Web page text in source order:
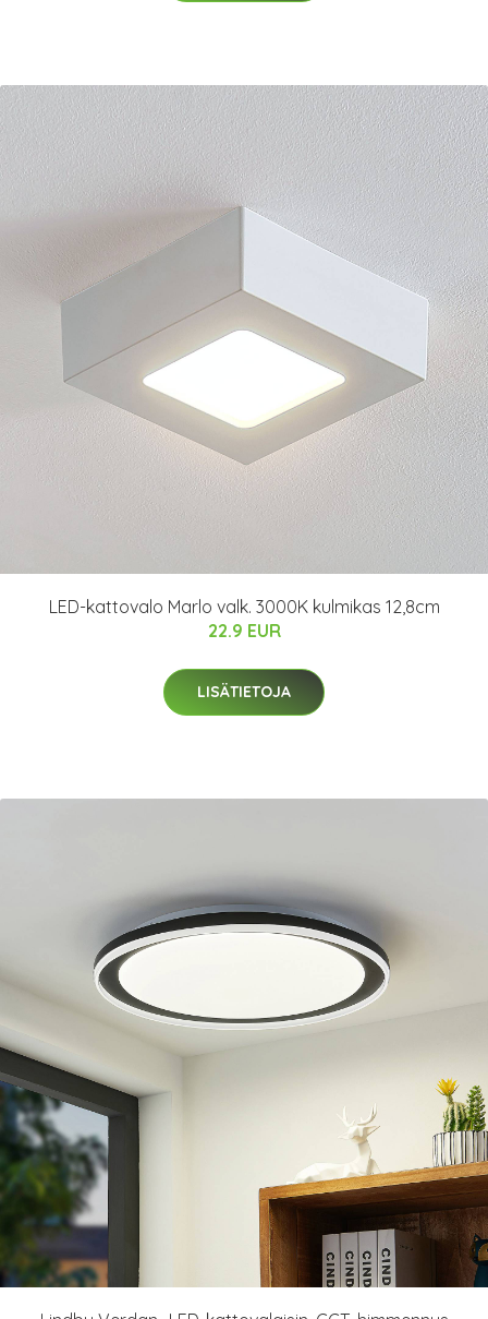
LED-kattovalo Marlo valk. 3000K kulmikas 12,8cm
22.9 EUR
LISÄTIETOJA